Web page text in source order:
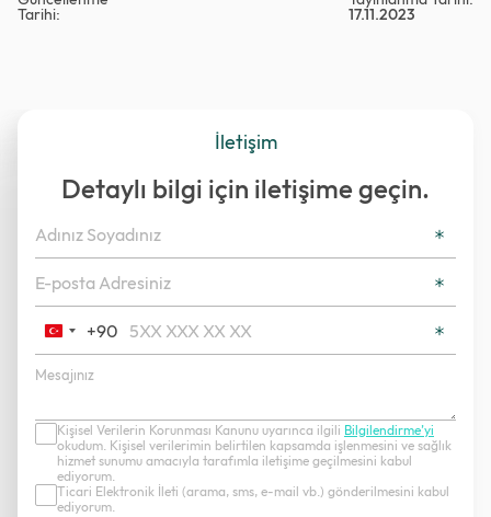
Tarihi: 17.11.2023
İletişim
Detaylı bilgi için iletişime geçin.
Turkey
+90
+90
Kişisel Verilerin Korunması Kanunu uyarınca ilgili Bilgilendirme’yi
okudum. Kişisel verilerimin belirtilen kapsamda işlenmesini ve sağlık
hizmet sunumu amacıyla tarafımla iletişime geçilmesini kabul
ediyorum.
Ticari Elektronik İleti (arama, sms, e-mail vb.) gönderilmesini kabul
ediyorum.